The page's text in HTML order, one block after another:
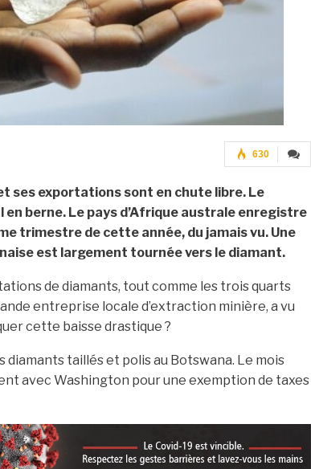
630
ses exportations sont en chute libre. Le
en berne. Le pays d’Afrique australe enregistre
trimestre de cette année, du jamais vu. Une
est largement tournée vers le diamant.
de diamants, tout comme les trois quarts
entreprise locale d’extraction minière, a vu
cette baisse drastique ?
diamants taillés et polis au Botswana. Le mois
avec Washington pour une exemption de taxes